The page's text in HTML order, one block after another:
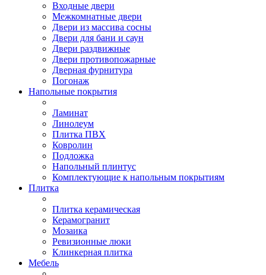
Входные двери
Межкомнатные двери
Двери из массива сосны
Двери для бани и саун
Двери раздвижные
Двери противопожарные
Дверная фурнитура
Погонаж
Напольные покрытия
Ламинат
Линолеум
Плитка ПВХ
Ковролин
Подложка
Напольный плинтус
Комплектующие к напольным покрытиям
Плитка
Плитка керамическая
Керамогранит
Мозаика
Ревизионные люки
Клинкерная плитка
Мебель